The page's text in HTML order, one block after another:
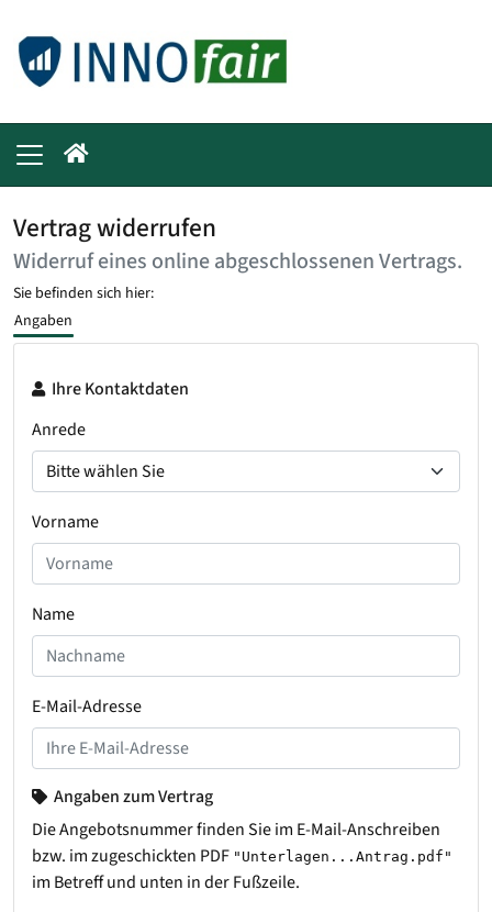
Vertrag widerrufen
Widerruf eines online abgeschlossenen Vertrags.
Sie befinden sich hier:
Angaben
Ihre Kontaktdaten
Anrede
Vorname
Name
E-Mail-Adresse
Angaben zum Vertrag
Die Angebotsnummer finden Sie im E-Mail-Anschreiben
bzw. im zugeschickten PDF "Unterlagen...Antrag.pdf"
im Betreff und unten in der Fußzeile.